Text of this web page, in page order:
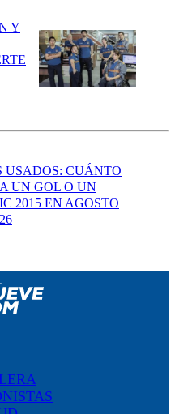
Y
USADOS: CUÁNTO
UN GOL O UN
2015 EN AGOSTO